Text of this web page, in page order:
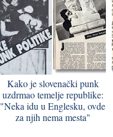
Kako je slovenački punk
uzdrmao temelje republike:
"Neka idu u Englesku, ovde
za njih nema mesta"